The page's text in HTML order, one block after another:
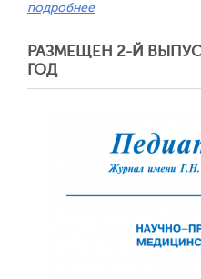
подробнее
РАЗМЕЩЕН 2-Й
ГОД